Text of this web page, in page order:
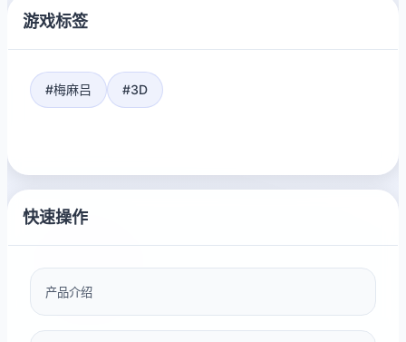
游戏标签
#梅麻吕 #3D
快速操作
产品介绍